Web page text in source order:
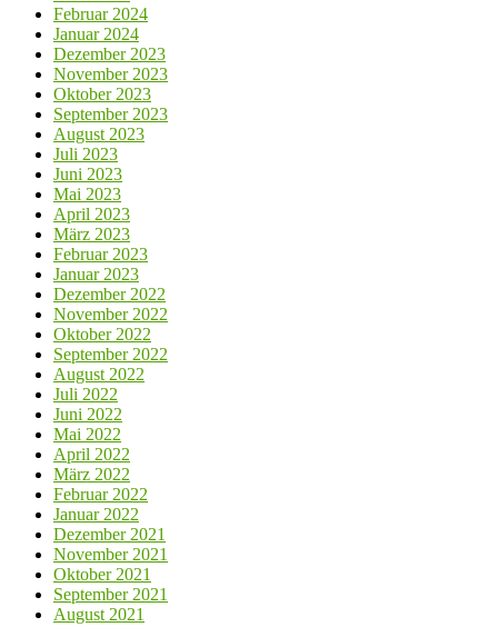
Februar 2024
Januar 2024
Dezember 2023
November 2023
Oktober 2023
September 2023
August 2023
Juli 2023
Juni 2023
Mai 2023
April 2023
März 2023
Februar 2023
Januar 2023
Dezember 2022
November 2022
Oktober 2022
September 2022
August 2022
Juli 2022
Juni 2022
Mai 2022
April 2022
März 2022
Februar 2022
Januar 2022
Dezember 2021
November 2021
Oktober 2021
September 2021
August 2021